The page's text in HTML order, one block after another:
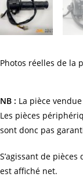
Photos réelles de la
NB : La pièce
Les pièces
sont donc pas
S’agissant de
est affiché net.